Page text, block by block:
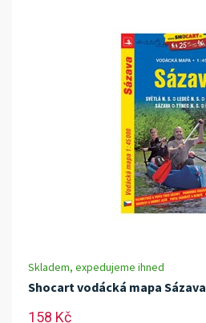
Skladem, expedujeme ihned
Shocart vodácká mapa Sázava
158 Kč